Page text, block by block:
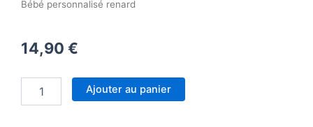
Bébé personnalisé renard
14,90 €
Ajouter au panier